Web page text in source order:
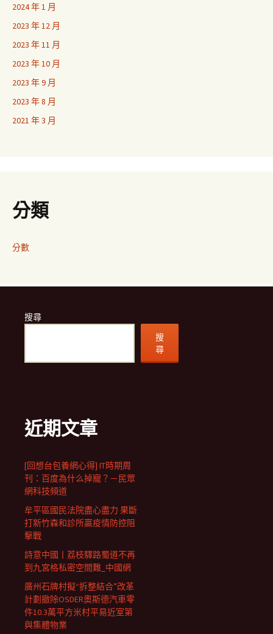
2024 年 1 月
2023 年 12 月
2023 年 11 月
2023 年 10 月
2023 年 9 月
2023 年 8 月
2021 年 3 月
分類
分數
搜尋
搜
尋
近期文章
[回想台包養網心得] IT時期周
刊：百度為什么掉寵？－民眾
網科技頻道
牟平區國民法院盡心盡力 果斷
打新竹森和診所贏疫情防控阻
擊戰
詩意中國丨荔枝驛路蜀道不再
到九宮格私密空間難_中國網
廣州石牌村擬“拆整結合”改革
計劃撤除OSDER奧斯德汽車零
件10.3萬平方米村平易近室第
與集體物業